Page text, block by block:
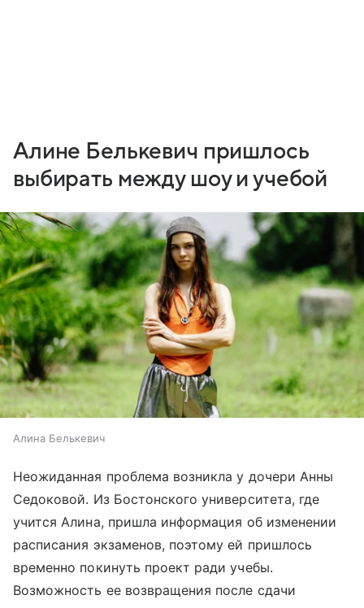
Алине Белькевич пришлось
выбирать между шоу и учебой
Алина Белькевич
Неожиданная проблема возникла у дочери Анны
Седоковой. Из Бостонского университета, где
учится Алина, пришла информация об изменении
расписания экзаменов, поэтому ей пришлось
временно покинуть проект ради учебы.
Возможность ее возвращения после сдачи